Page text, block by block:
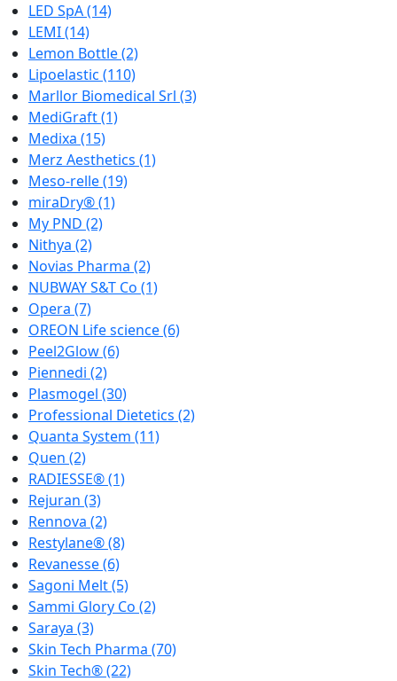
LED SpA(14)
LEMI(14)
Lemon Bottle(2)
Lipoelastic (110)
Marllor Biomedical Srl (3)
MediGraft(1)
Medixa (15)
Merz Aesthetics (1)
Meso-relle(19)
miraDry®(1)
My PND (2)
Nithya (2)
Novias Pharma (2)
NUBWAY S&T Co (1)
Opera (7)
OREON Life science(6)
Peel2Glow(6)
Piennedi (2)
Plasmogel (30)
Professional Dietetics (2)
Quanta System (11)
Quen (2)
RADIESSE®(1)
Rejuran (3)
Rennova (2)
Restylane®(8)
Revanesse(6)
Sagoni Melt(5)
Sammi Glory Co (2)
Saraya (3)
Skin Tech Pharma (70)
Skin Tech®(22)